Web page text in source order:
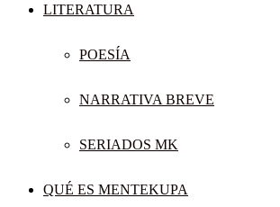
LITERATURA
POESÍA
NARRATIVA BREVE
SERIADOS MK
QUÉ ES MENTEKUPA